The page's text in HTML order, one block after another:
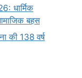
धार्मिक
बहस
की 138 वर्ष